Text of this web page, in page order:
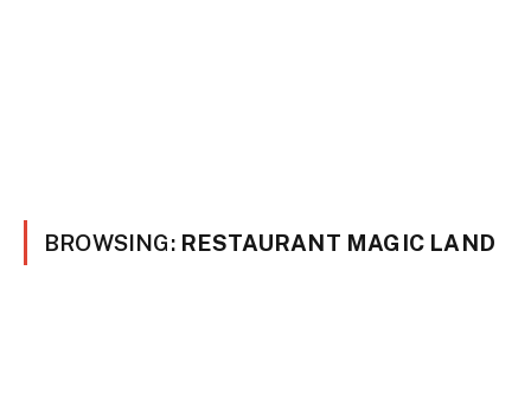
BROWSING: RESTAURANT MAGIC LAND